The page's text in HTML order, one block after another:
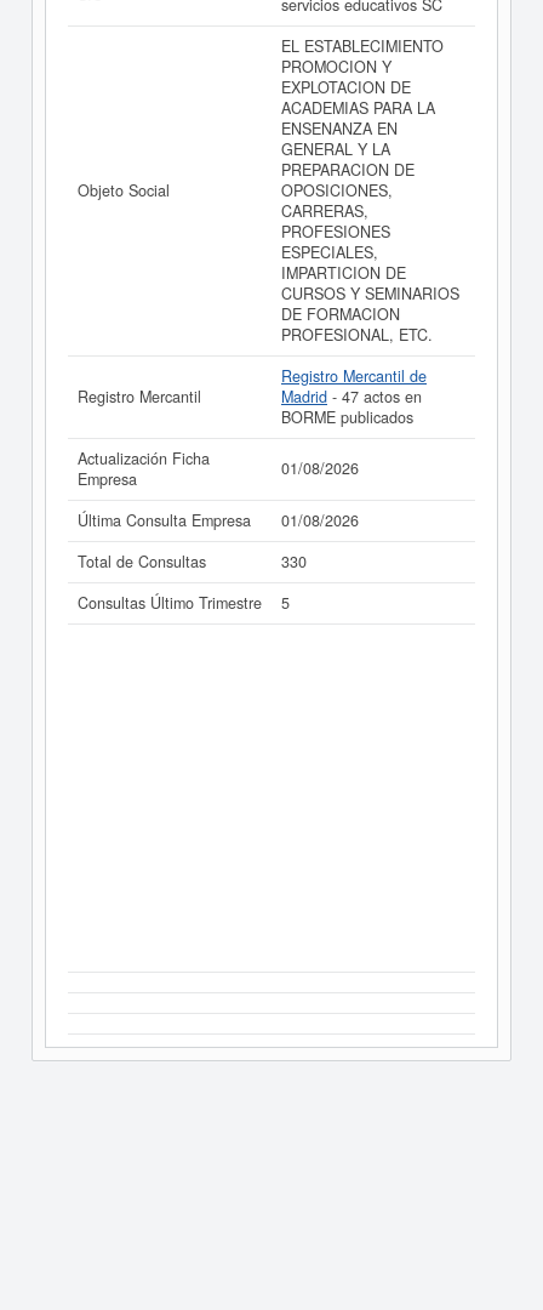
sus años de actividad, así como los balances y cuentas
de resultados disponibles.
La última actualización del informe de empresa se ha
realizado el 01/08/2026.
servicios educativos SC
Objeto Social
EL ESTABLECIMIENTO
PROMOCION Y
EXPLOTACION DE
ACADEMIAS PARA LA
ENSENANZA EN
GENERAL Y LA
PREPARACION DE
OPOSICIONES,
CARRERAS,
PROFESIONES
ESPECIALES,
IMPARTICION DE
CURSOS Y SEMINARIOS
DE FORMACION
PROFESIONAL, ETC.
Registro Mercantil
Registro Mercantil de
Madrid - 47 actos en
BORME publicados
Actualización Ficha
Empresa
01/08/2026
Última Consulta Empresa
01/08/2026
Total de Consultas
330
Consultas Último Trimestre
5